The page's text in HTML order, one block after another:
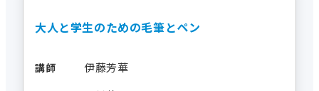
大人と学生のための毛筆とペン
講師
伊藤芳華